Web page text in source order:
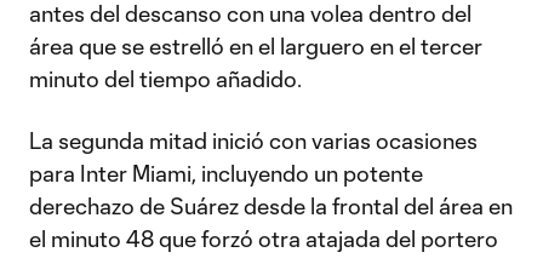
antes del descanso con una volea dentro del
área que se estrelló en el larguero en el tercer
minuto del tiempo añadido.
La segunda mitad inició con varias ocasiones
para Inter Miami, incluyendo un potente
derechazo de Suárez desde la frontal del área en
el minuto 48 que forzó otra atajada del portero